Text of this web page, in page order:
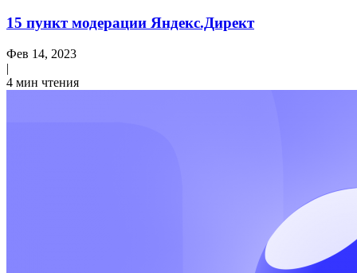
15 пункт модерации Яндекс.Директ
Фев 14, 2023
|
4 мин чтения